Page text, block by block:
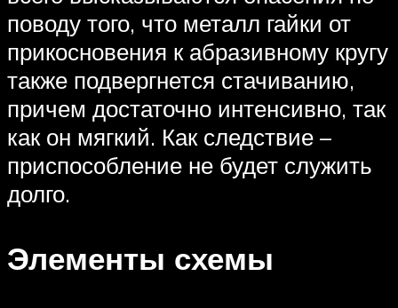
поводу того, что металл гайки от
прикосновения к абразивному кругу
также подвергнется стачиванию,
причем достаточно интенсивно, так
как он мягкий. Как следствие –
приспособление не будет служить
долго.
Элементы схемы